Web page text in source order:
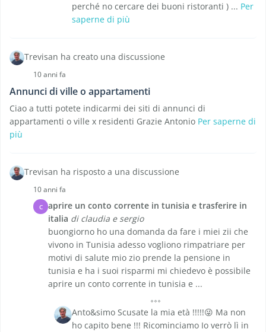
perché no cercare dei buoni ristoranti ) ... Per
saperne di più
Trevisan ha creato una discussione
10 anni fa
Annunci di ville o appartamenti
Ciao a tutti potete indicarmi dei siti di annunci di
appartamenti o ville x residenti Grazie Antonio Per saperne di
più
Trevisan ha risposto a una discussione
10 anni fa
C
aprire un conto corrente in tunisia e trasferire in
italia di claudia e sergio
buongiorno ho una domanda da fare i miei zii che
vivono in Tunisia adesso vogliono rimpatriare per
motivi di salute mio zio prende la pensione in
tunisia e ha i suoi risparmi mi chiedevo è possibile
aprire un conto corrente in tunisia e ...
Anto&simo Scusate la mia età !!!!!😜 Ma non
ho capito bene !!! Ricominciamo Io verrò lì in